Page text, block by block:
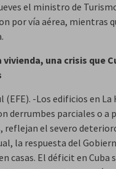
el ministro de
por vía aérea, mientras
vivienda, una crisis que
(EFE). -Los edificios en
derrumbes parciales o a
reflejan el severo
la respuesta del
casas. El déficit en Cuba